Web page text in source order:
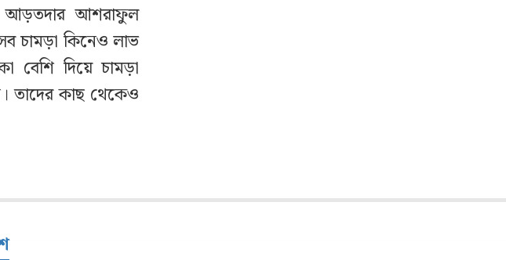
আড়তদার আশরাফুল
চামড়া কিনেও লাভ
বেশি দিয়ে চামড়া
তাদের কাছ থেকেও